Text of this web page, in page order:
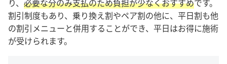
割引制度もあり、乗り換え割やペア割の他に、平日割も他
の割引メニューと併用することができ、平日はお得に施術
が受けられます。